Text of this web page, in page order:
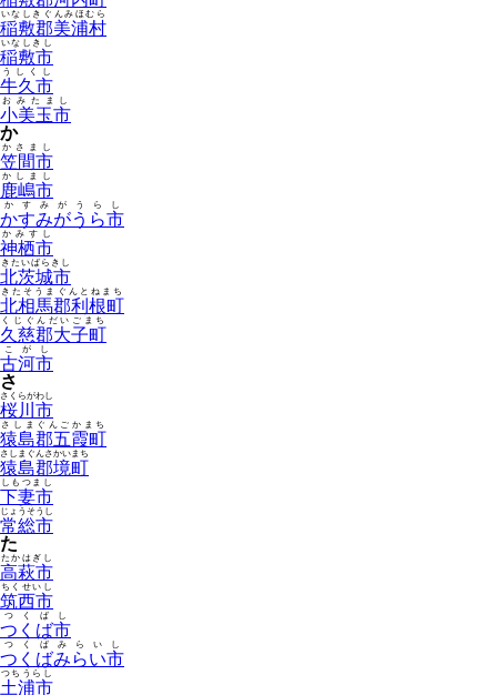
稲敷郡美浦村
いなしきぐんみほむら
稲敷市
いなしきし
牛久市
うしくし
小美玉市
おみたまし
か
笠間市
かさまし
鹿嶋市
かしまし
かすみがうら市
かすみがうらし
神栖市
かみすし
北茨城市
きたいばらきし
北相馬郡利根町
きたそうまぐんとねまち
久慈郡大子町
くじぐんだいごまち
古河市
こがし
さ
桜川市
さくらがわし
猿島郡五霞町
さしまぐんごかまち
猿島郡境町
さしまぐんさかいまち
下妻市
しもつまし
常総市
じょうそうし
た
高萩市
たかはぎし
筑西市
ちくせいし
つくば市
つくばし
つくばみらい市
つくばみらいし
土浦市
つちうらし